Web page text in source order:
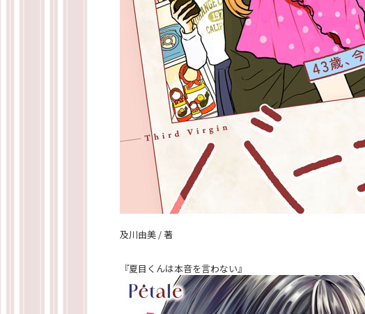
及川由美 / 著
『夏目くんは本音を言わない』